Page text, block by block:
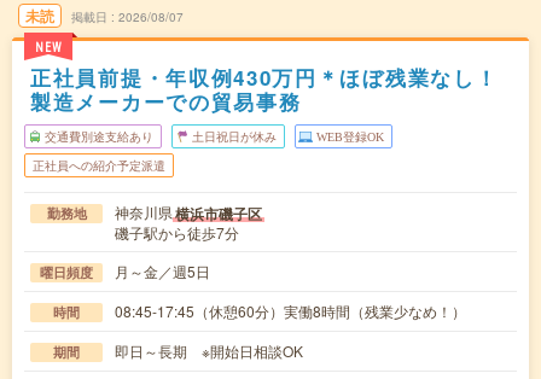
未読
NEW
掲載日 2026/08/07
正社員前提・年収例430万円＊ほぼ残業なし！
製造メーカーでの貿易事務
交通費別途支給あり 土日祝日が休み WEB登録OK
正社員への紹介予定派遣
勤務地 神奈川県横浜市磯子区
磯子駅から徒歩7分
曜日頻度 月～金／週5日
時間 08:45-17:45（休憩60分）実働8時間（残業少なめ！）
期間 即日～長期 ※開始日相談OK